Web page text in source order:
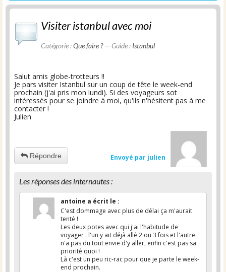
Visiter istanbul avec moi
Catégorie :Que faire ?— Guide : Istanbul
Salut amis globe-trotteurs !!
Je pars visiter Istanbul sur un coup de tête le week-end
prochain (j'ai pris mon lundi). Si des voyageurs sot
intéressés pour se joindre à moi, qu'ils n'hésitent pas à me
contacter !
Julien
Envoyé par julien
Répondre
Les réponses des internautes :
antoine a écrit le :
C'est dommage avec plus de délai ça m'aurait
tenté !
Les deux potes avec qui j'ai l'habitude de
voyager : l'un y ait déjà allé 2 ou 3 fois et l'autre
n'a pas du tout envie d'y aller, enfin c'est pas sa
priorité quoi !
Là c'est un peu ric-rac pour que je parte le week-
end prochain.